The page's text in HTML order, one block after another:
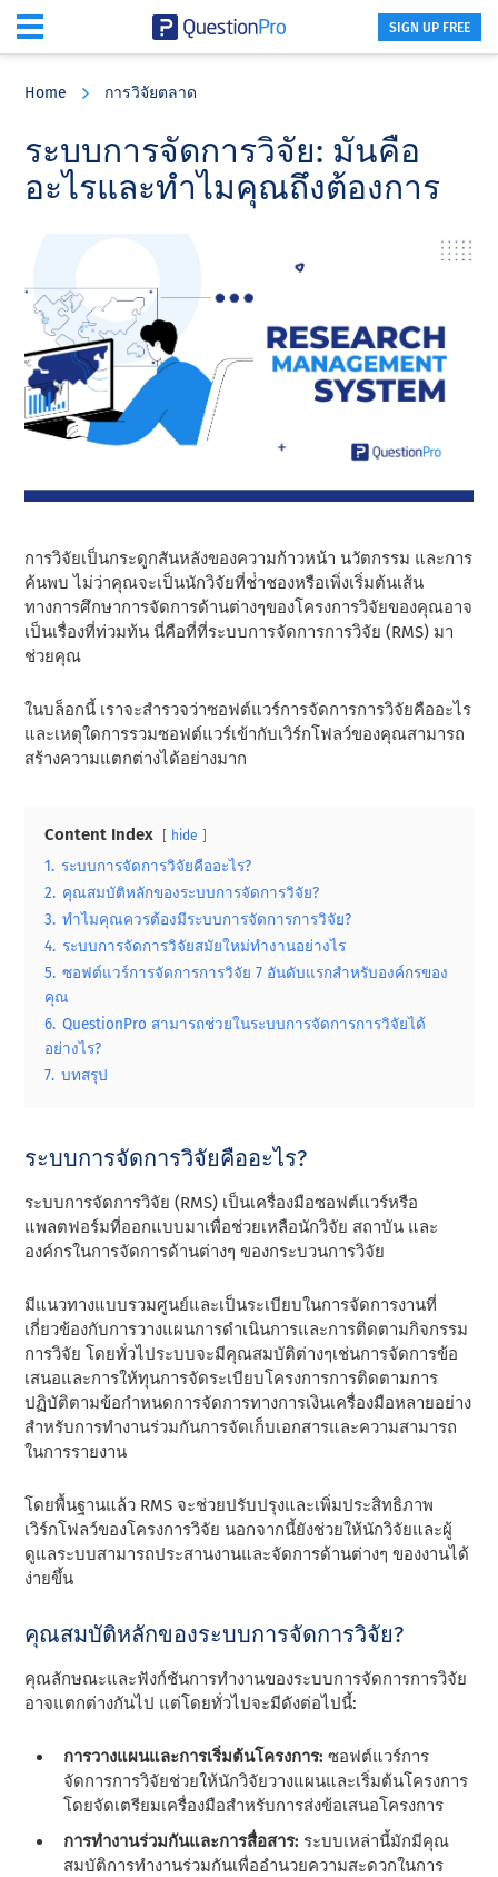
SIGN UP FREE
Home การวิจัยตลาด
ระบบการจัดการวิจัย: มันคือ
อะไรและทําไมคุณถึงต้องการ
การวิจัยเป็นกระดูกสันหลังของความก้าวหน้า นวัตกรรม และการ
ค้นพบ ไม่ว่าคุณจะเป็นนักวิจัยที่ช่ําชองหรือเพิ่งเริ่มต้นเส้น
ทางการศึกษาการจัดการด้านต่างๆของโครงการวิจัยของคุณอาจ
เป็นเรื่องที่ท่วมท้น นี่คือที่ที่ระบบการจัดการการวิจัย (RMS) มา
ช่วยคุณ
ในบล็อกนี้ เราจะสํารวจว่าซอฟต์แวร์การจัดการการวิจัยคืออะไร
และเหตุใดการรวมซอฟต์แวร์เข้ากับเวิร์กโฟลว์ของคุณสามารถ
สร้างความแตกต่างได้อย่างมาก
Content Index hide
1. ระบบการจัดการวิจัยคืออะไร?
2. คุณสมบัติหลักของระบบการจัดการวิจัย?
3. ทําไมคุณควรต้องมีระบบการจัดการการวิจัย?
4. ระบบการจัดการวิจัยสมัยใหม่ทํางานอย่างไร
5. ซอฟต์แวร์การจัดการการวิจัย 7 อันดับแรกสําหรับองค์กรของ
คุณ
6. QuestionPro สามารถช่วยในระบบการจัดการการวิจัยได้
อย่างไร?
7. บทสรุป
ระบบการจัดการวิจัยคืออะไร?
ระบบการจัดการวิจัย (RMS) เป็นเครื่องมือซอฟต์แวร์หรือ
แพลตฟอร์มที่ออกแบบมาเพื่อช่วยเหลือนักวิจัย สถาบัน และ
องค์กรในการจัดการด้านต่างๆ ของกระบวนการวิจัย
มีแนวทางแบบรวมศูนย์และเป็นระเบียบในการจัดการงานที่
เกี่ยวข้องกับการวางแผนการดําเนินการและการติดตามกิจกรรม
การวิจัย โดยทั่วไประบบจะมีคุณสมบัติต่างๆเช่นการจัดการข้อ
เสนอและการให้ทุนการจัดระเบียบโครงการการติดตามการ
ปฏิบัติตามข้อกําหนดการจัดการทางการเงินเครื่องมือหลายอย่าง
สําหรับการทํางานร่วมกันการจัดเก็บเอกสารและความสามารถ
ในการรายงาน
โดยพื้นฐานแล้ว RMS จะช่วยปรับปรุงและเพิ่มประสิทธิภาพ
เวิร์กโฟลว์ของโครงการวิจัย นอกจากนี้ยังช่วยให้นักวิจัยและผู้
ดูแลระบบสามารถประสานงานและจัดการด้านต่างๆ ของงานได้
ง่ายขึ้น
คุณสมบัติหลักของระบบการจัดการวิจัย?
คุณลักษณะและฟังก์ชันการทํางานของระบบการจัดการการวิจัย
อาจแตกต่างกันไป แต่โดยทั่วไปจะมีดังต่อไปนี้:
การวางแผนและการเริ่มต้นโครงการ: ซอฟต์แวร์การ
จัดการการวิจัยช่วยให้นักวิจัยวางแผนและเริ่มต้นโครงการ
โดยจัดเตรียมเครื่องมือสําหรับการส่งข้อเสนอโครงการ
การทํางานร่วมกันและการสื่อสาร: ระบบเหล่านี้มักมีคุณ
สมบัติการทํางานร่วมกันเพื่ออํานวยความสะดวกในการ